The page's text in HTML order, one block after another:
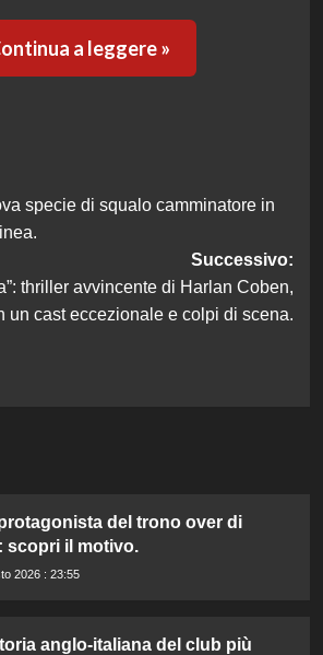
a leggere »
specie di squalo camminatore in
Successivo:
thriller avvincente di Harlan Coben,
un cast eccezionale e colpi di scena.
del trono over di
scopri il motivo.
2026 : 23:55
anglo-italiana del club più